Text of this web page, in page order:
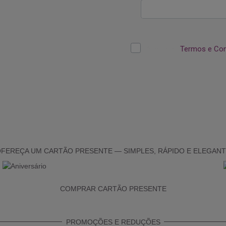
UM CARTÃO PRESENTE — SIMPLES, RÁPIDO E
COMPRAR CARTÃO PRESENTE
PROMOÇÕES E REDUÇÕES